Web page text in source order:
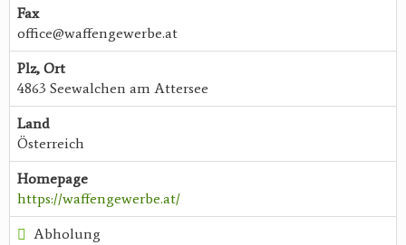
Fax
office@waffengewerbe.at
Plz, Ort
4863 Seewalchen am Attersee
Land
Österreich
Homepage
https://waffengewerbe.at/
Abholung